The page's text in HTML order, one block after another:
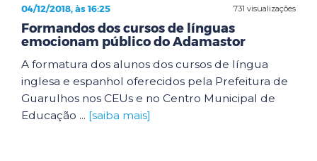
731 visualizações
04/12/2018, às 16:25
Formandos dos cursos de línguas
emocionam público do Adamastor
A formatura dos alunos dos cursos de língua
inglesa e espanhol oferecidos pela Prefeitura de
Guarulhos nos CEUs e no Centro Municipal de
Educação ... [saiba mais]